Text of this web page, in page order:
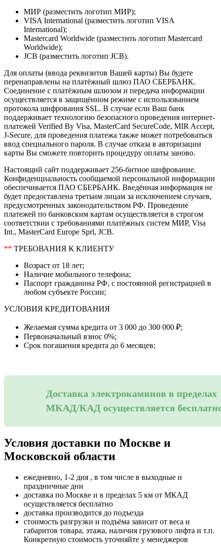
МИР (разместить логотип МИР);
VISA International (разместить логотип VISA
International);
Mastercard Worldwide (разместить логотип Mastercard
Worldwide);
JCB (разместить логотип JCB).
Для оплаты (ввода реквизитов Вашей карты) Вы будете
перенаправлены на платёжный шлюз ПАО СБЕРБАНК.
Соединение с платёжным шлюзом и передача информации
осуществляется в защищённом режиме с использованием
протокола шифрования SSL. В случае если Ваш банк
поддерживает технологию безопасного проведения интернет-
платежей Verified By Visa, MasterCard SecureCode, MIR Accept,
J-Secure, для проведения платежа также может потребоваться
ввод специального пароля. В случае отказа в авторизации
карты Вы сможете повторить процедуру оплаты заново.
Настоящий сайт поддерживает 256-битное шифрование.
Конфиденциальность сообщаемой персональной информации
обеспечивается ПАО СБЕРБАНК. Введённая информация не
будет предоставлена третьим лицам за исключением случаев,
предусмотренных законодательством РФ. Проведение
платежей по банковским картам осуществляется в строгом
соответствии с требованиями платёжных систем МИР, Visa
Int., MasterCard Europe Sprl, JCB.
** ТРЕБОВАНИЯ К КЛИЕНТУ
Возраст от 18 лет;
Наличие мобильного телефона;
Паспорт гражданина РФ, с постоянной регистрацией в
любом субъекте России;
УСЛОВИЯ КРЕДИТОВАНИЯ
Желаемая сумма кредита от 3 000 до 300 000 ₽;
Первоначальный взнос 0%;
Срок погашения кредита до 6 месяцев;
Доставка электрокаминов в пределах
МКАД/КАД осуществляется
Условия доставки по Москве и
Московской области
ежедневно, 1-2 дня , в том числе в выходные и
праздничные дни
доставка по Москве и в пределах 5 км от МКАД
осуществляется бесплатно
доставка производится до подъезда
стоимость разгрузки и подъёма зависит от веса и
габаритов товара, этажа, наличия грузового лифта и т.п.
Конкретную стоимость уточняйте у менеджеров